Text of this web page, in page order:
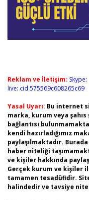
Reklam ve İletişim: Skype:
live:.cid.575569c608265c69
Yasal Uyarı: Bu internet
marka, kurum veya
bağlantısı
kendi hazırladığımız
paylaşılmaktadır.
haber niteliği
ve kişiler hakkında
Gerçek kurum ve kişiler
tamamen tesadüfidir.
halindedir ve tavsiye